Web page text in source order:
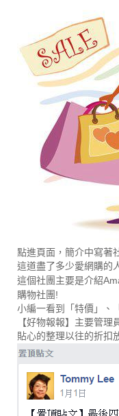
點進頁面，簡介中寫著
這道盡了多少愛網購的
這個社團主要是介紹
購物社團 !
小編一看到「特價」、
【好物報報】主要管
貼心的整理以往的折扣